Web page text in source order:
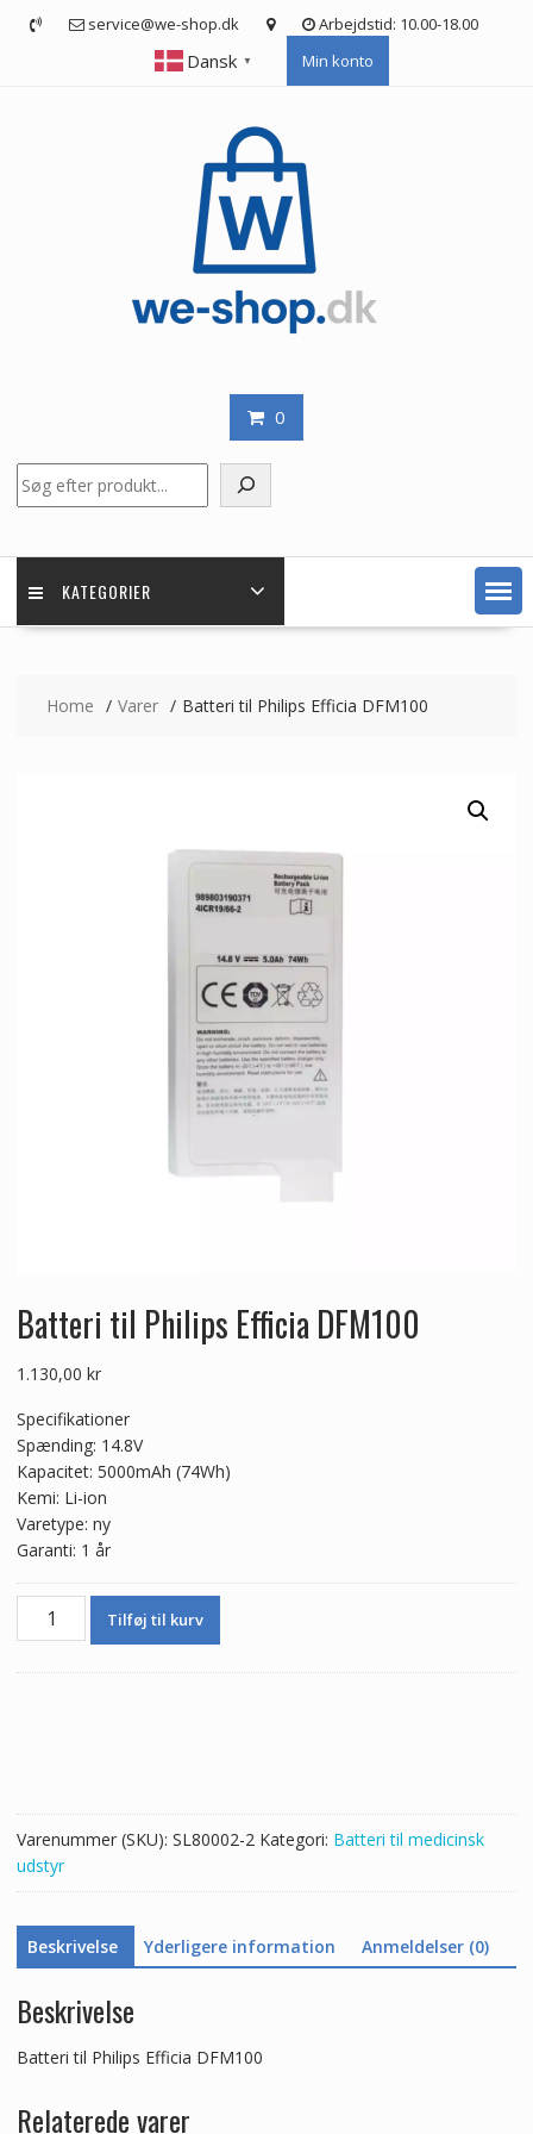
service@we-shop.dk Arbejdstid: 10.00-18.00
Dansk ▼ Min konto
0
KATEGORIER
Home Varer Batteri til Philips Efficia DFM100
Batteri til Philips Efficia DFM100
1.130,00 kr
Specifikationer
Spænding: 14.8V
Kapacitet: 5000mAh (74Wh)
Kemi: Li-ion
Varetype: ny
Garanti: 1 år
Batteri
Tilføj til kurv
Varenummer (SKU): SL80002-2 Kategori: Batteri til medicinsk
udstyr
Beskrivelse Yderligere information Anmeldelser (0)
Beskrivelse
Batteri til Philips Efficia DFM100
Relaterede varer